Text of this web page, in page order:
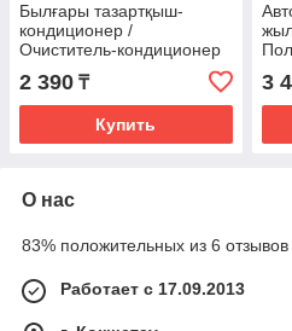
Былғары тазартқыш-
кондиционер /
Очиститель-кондиционер
кожи KERRY KR581
500мл. (триггер)
2 390 ₸
Купить
3
О нас
83% положительных из 6 отзывов
Работает с 17.09.2013